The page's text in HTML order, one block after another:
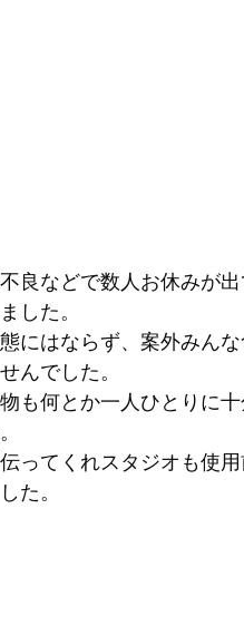
良などで数人お休みが
した。
にはならず、案外みん
んでした。
も何とか一人ひとりに
ってくれスタジオも使
た。